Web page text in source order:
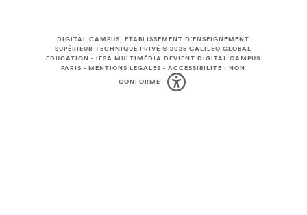
DIGITAL CAMPUS, ÉTABLISSEMENT D'ENSEIGNEMENT
SUPÉRIEUR TECHNIQUE PRIVÉ © 2025GALILEO GLOBAL
EDUCATION -IESA MULTIMÉDIA DEVIENT DIGITAL CAMPUS
PARIS -MENTIONS LÉGALES -ACCESSIBILITÉ : NON
CONFORME -